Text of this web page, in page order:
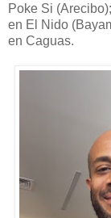
Poke Si
en El Nido
en Caguas.